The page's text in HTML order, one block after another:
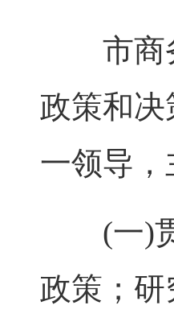
市商务
政策和
一领导，
(一)贯
政策；